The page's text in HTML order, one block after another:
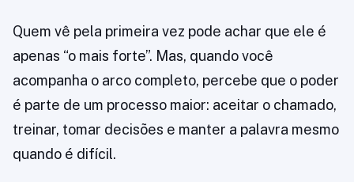
Quem vê pela primeira vez pode achar que ele é
apenas “o mais forte”. Mas, quando você
acompanha o arco completo, percebe que o poder
é parte de um processo maior: aceitar o chamado,
treinar, tomar decisões e manter a palavra mesmo
quando é difícil.